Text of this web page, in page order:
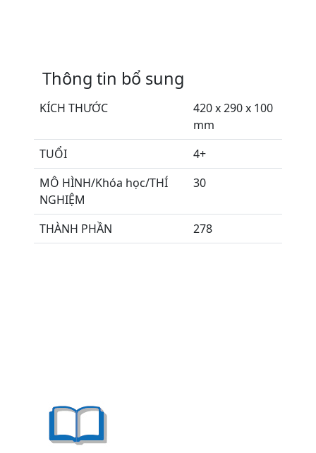
Thông tin bổ sung
KÍCH THƯỚC
420 x 290 x 100
mm
TUỔI
4+
MÔ HÌNH/Khóa học/THÍ
NGHIỆM
30
THÀNH PHẦN 278